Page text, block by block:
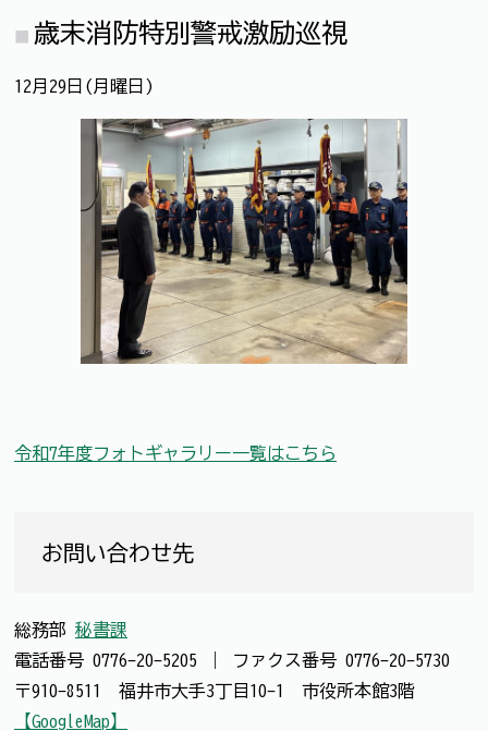
歳末消防特別警戒激励巡視
12月29日(月曜日)
令和7年度フォトギャラリー一覧はこちら
お問い合わせ先
総務部 秘書課
電話番号 0776-20-5205 ファクス番号 0776-20-5730
〒910-8511 福井市大手3丁目10-1 市役所本館3階
【GoogleMap】